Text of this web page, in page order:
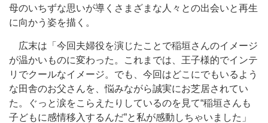
母のいちずな思いが導くさまざまな人々との出会いと再生
に向かう姿を描く。
広末は「今回夫婦役を演じたことで稲垣さんのイメージ
が温かいものに変わった。これまでは、王子様的でインテ
リでクールなイメージ。でも、今回はどこにでもいるよう
な田舎のお父さんを、悩みながら誠実にお芝居されてい
た。ぐっと涙をこらえたりしているのを見て“稲垣さんも
子どもに感情移入するんだ”と私が感動しちゃいました」